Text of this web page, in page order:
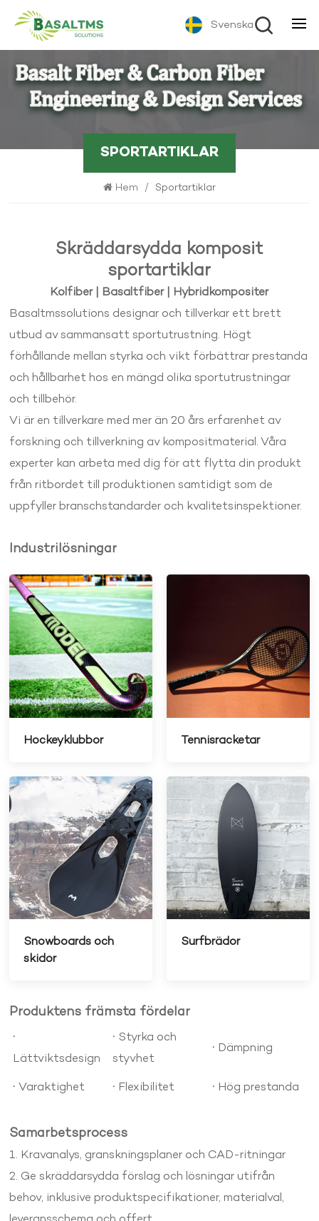
Svenska
SPORTARTIKLAR
Hem / Sportartiklar
Skräddarsydda komposit
sportartiklar
Kolfiber | Basaltfiber | Hybridkompositer
Basaltmssolutions designar och tillverkar ett brett
utbud av sammansatt sportutrustning. Högt
förhållande mellan styrka och vikt förbättrar prestanda
och hållbarhet hos en mängd olika sportutrustningar
och tillbehör.
Vi är en tillverkare med mer än 20 års erfarenhet av
forskning och tillverkning av kompositmaterial. Våra
experter kan arbeta med dig för att flytta din produkt
från ritbordet till produktionen samtidigt som de
uppfyller branschstandarder och kvalitetsinspektioner.
Industrilösningar
Hockeyklubbor Tennisracketar
Snowboards och
skidor
Surfbrädor
Produktens främsta fördelar
·
Lättviktsdesign
· Styrka och
styvhet
· Dämpning
·Varaktighet · Flexibilitet · Hög prestanda
Samarbetsprocess
1. Kravanalys, granskningsplaner och CAD-ritningar
2. Ge skräddarsydda förslag och lösningar utifrån
behov, inklusive produktspecifikationer, materialval,